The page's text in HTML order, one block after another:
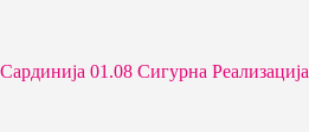
Сардинија 01.08 Сигурна Реализација